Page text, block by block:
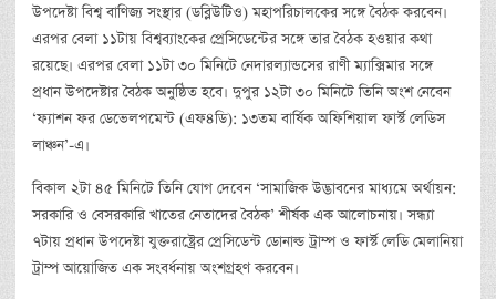
উপদেষ্টা বিশ্ব বাণিজ্য সংস্থার (ডব্লিউটিও) মহাপরিচালকের সঙ্গে বৈঠক করবেন।
এরপর বেলা ১১টায় বিশ্বব্যাংকের প্রেসিডেন্টের সঙ্গে তার বৈঠক হওয়ার কথা
রয়েছে। এরপর বেলা ১১টা ৩০ মিনিটে নেদারল্যান্ডসের রাণী ম্যাক্সিমার সঙ্গে
প্রধান উপদেষ্টার বৈঠক অনুষ্ঠিত হবে। দুপুর ১২টা ৩০ মিনিটে তিনি অংশ নেবেন
‘ফ্যাশন ফর ডেভেলপমেন্ট (এফ৪ডি): ১৩তম বার্ষিক অফিশিয়াল ফার্স্ট লেডিস
লাঞ্চন’-এ।
বিকাল ২টা ৪৫ মিনিটে তিনি যোগ দেবেন ‘সামাজিক উদ্ভাবনের মাধ্যমে অর্থায়ন:
সরকারি ও বেসরকারি খাতের নেতাদের বৈঠক’ শীর্ষক এক আলোচনায়। সন্ধ্যা
৭টায় প্রধান উপদেষ্টা যুক্তরাষ্ট্রের প্রেসিডেন্ট ডোনাল্ড ট্রাম্প ও ফার্স্ট লেডি মেলানিয়া
ট্রাম্প আয়োজিত এক সংবর্ধনায় অংশগ্রহণ করবেন।